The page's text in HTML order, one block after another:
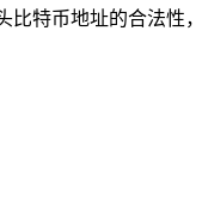
比特币地址的合法性